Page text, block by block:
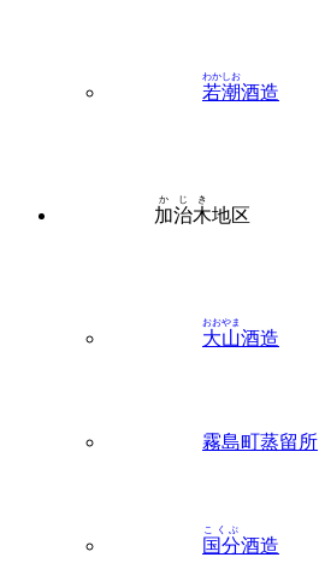
若潮
わかしお
酒造
加治木
かじき
地区
大山
おおやま
酒造
霧島町蒸留所
国分
こくぶ
酒造